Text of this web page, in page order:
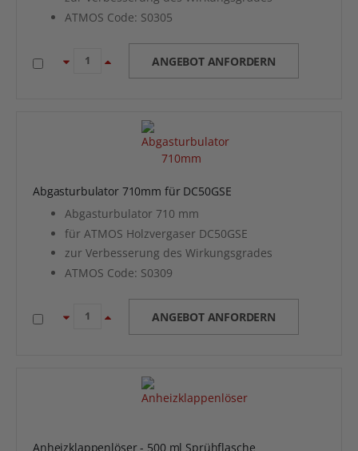
ATMOS Code: S0305
ANGEBOT ANFORDERN
Abgasturbulator 710mm für DC50GSE
Abgasturbulator 710 mm
für ATMOS Holzvergaser DC50GSE
zur Verbesserung des Wirkungsgrades
ATMOS Code: S0309
ANGEBOT ANFORDERN
Anheizklappenlöser - 500 ml Sprühflasche